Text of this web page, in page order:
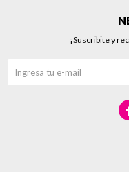
¡Suscribite y